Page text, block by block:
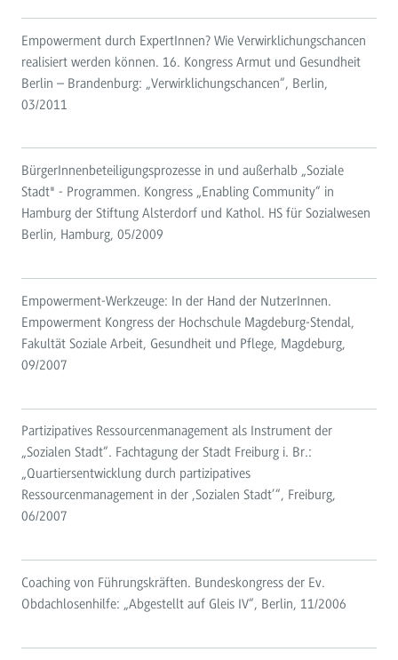
Empowerment durch ExpertInnen? Wie Verwirklichungschancen
realisiert werden können. 16. Kongress Armut und Gesundheit
Berlin – Brandenburg: „Verwirklichungschancen“, Berlin,
03/2011
BürgerInnenbeteiligungsprozesse in und außerhalb „Soziale
Stadt" - Programmen. Kongress „Enabling Community“ in
Hamburg der Stiftung Alsterdorf und Kathol. HS für Sozialwesen
Berlin, Hamburg, 05/2009
Empowerment-Werkzeuge: In der Hand der NutzerInnen.
Empowerment Kongress der Hochschule Magdeburg-Stendal,
Fakultät Soziale Arbeit, Gesundheit und Pflege, Magdeburg,
09/2007
Partizipatives Ressourcenmanagement als Instrument der
„Sozialen Stadt“. Fachtagung der Stadt Freiburg i. Br.:
„Quartiersentwicklung durch partizipatives
Ressourcenmanagement in der ‚Sozialen Stadt’“, Freiburg,
06/2007
Coaching von Führungskräften. Bundeskongress der Ev.
Obdachlosenhilfe: „Abgestellt auf Gleis IV“, Berlin, 11/2006